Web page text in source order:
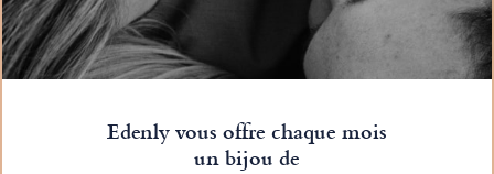
Edenly vous offre chaque mois
un bijou de